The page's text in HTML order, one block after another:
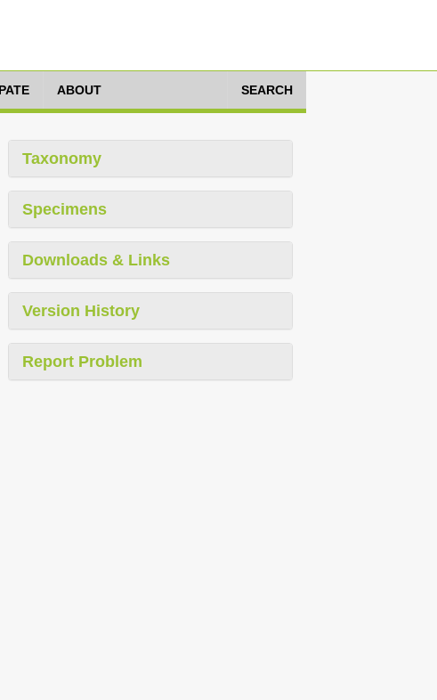
ABOUT SEARCH
Taxonomy
Specimens
Downloads & Links
Version History
Report Problem